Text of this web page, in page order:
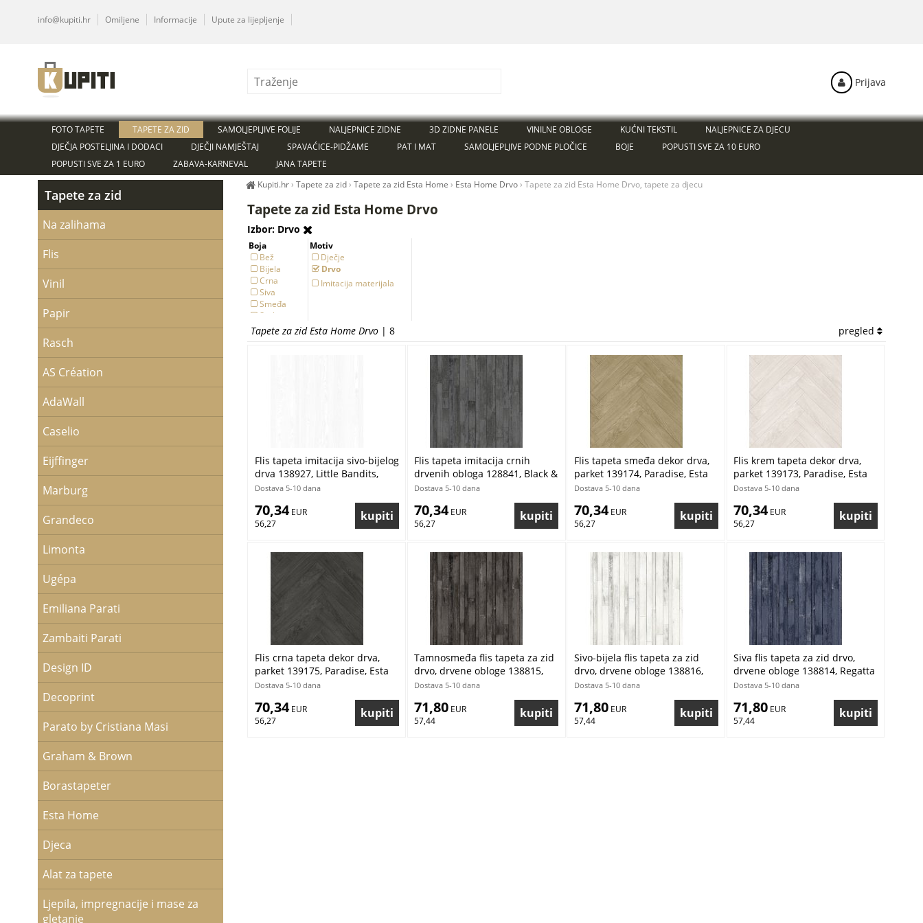
Tapete za zid Esta Home Drvo
Izbor: Drvo
Boja
Bež
Bijela
Crna
Siva
Smeđa
Srebrna
Motiv
Dječje
Drvo
Imitacija materijala
Tapete za zid Esta Home Drvo | 8 pregled
Flis tapeta imitacija sivo-bijelog
drva 138927, Little Bandits,
Black & White, Esta
Dostava 5-10 dana
70,34 EUR
56,27
Flis tapeta imitacija crnih
drvenih obloga 128841, Black &
White, Esta
Dostava 5-10 dana
70,34 EUR
56,27
Flis tapeta smeđa dekor drva,
parket 139174, Paradise, Esta
Home
Dostava 5-10 dana
70,34 EUR
56,27
Flis krem tapeta dekor drva,
parket 139173, Paradise, Esta
Home
Dostava 5-10 dana
70,34 EUR
56,27
Flis crna tapeta dekor drva,
parket 139175, Paradise, Esta
Home
Dostava 5-10 dana
70,34 EUR
56,27
Tamnosmeđa flis tapeta za zid
drvo, drvene obloge 138815,
Regatta Crew, Esta
Dostava 5-10 dana
71,80 EUR
57,44
Sivo-bijela flis tapeta za zid
drvo, drvene obloge 138816,
Regatta Crew, Esta
Dostava 5-10 dana
71,80 EUR
57,44
Siva flis tapeta za zid drvo,
drvene obloge 138814, Regatta
Crew, Esta
Dostava 5-10 dana
71,80 EUR
57,44
Tapete za zid
Na zalihama
Flis
Vinil
Papir
Rasch
AS Création
AdaWall
Caselio
Eijffinger
Marburg
Grandeco
Limonta
Ugépa
Emiliana Parati
Zambaiti Parati
Design ID
Decoprint
Parato by Cristiana Masi
Graham & Brown
Borastapeter
Esta Home
Djeca
Alat za tapete
Ljepila, impregnacije i mase za
gletanje
FOTO TAPETE TAPETE ZA ZID SAMOLJEPLJIVE FOLIJE NALJEPNICE ZIDNE 3D ZIDNE PANELE VINILNE OBLOGE KUĆNI TEKSTIL
NALJEPNICE ZA DJECU
DJEČJA POSTELJINA I DODACI
DJEČJI NAMJEŠTAJ SPAVAĆICE-PIDŽAME PAT I MAT SAMOLJEPLJIVE PODNE PLOČICE BOJE
POPUSTI SVE ZA 10 EURO
POPUSTI SVE ZA 1 EURO
ZABAVA-KARNEVAL JANA TAPETE
Kupiti.hr›Tapete za zid ›Tapete za zid Esta Home › Esta Home Drvo ›Tapete za zid Esta Home Drvo, tapete za djecu
info@kupiti.hr Omiljene Informacije Upute za lijepljenje
Prijava